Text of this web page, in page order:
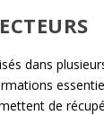
dans
de